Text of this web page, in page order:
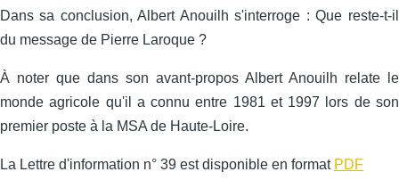
Dans sa conclusion, Albert Anouilh s'interroge : Que reste-t-il
du message de Pierre Laroque ?
À noter que dans son avant-propos Albert Anouilh relate le
monde agricole qu'il a connu entre 1981 et 1997 lors de son
premier poste à la MSA de Haute-Loire.
La Lettre d'information n° 39 est disponible en format PDF